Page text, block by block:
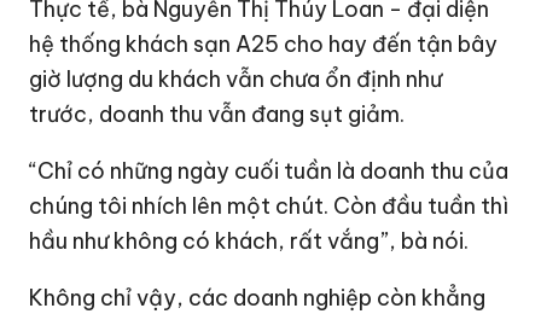
Thực tế, bà Nguyễn Thị Thúy Loan - đại diện
hệ thống khách sạn A25 cho hay đến tận bây
giờ lượng du khách vẫn chưa ổn định như
trước, doanh thu vẫn đang sụt giảm.
“Chỉ có những ngày cuối tuần là doanh thu của
chúng tôi nhích lên một chút. Còn đầu tuần thì
hầu như không có khách, rất vắng”, bà nói.
Không chỉ vậy, các doanh nghiệp còn khẳng